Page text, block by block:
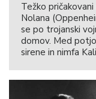
Težko
Nolana
se po trojanski
domov. Med
sirene in nimfa